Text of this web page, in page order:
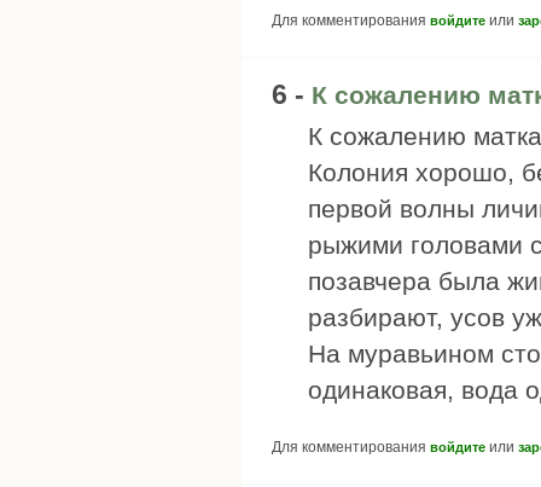
Для комментирования войдите или
6 - К сожалению
К сожалению
Колония хорошо,
первой волны
рыжими головами
позавчера была
разбирают, усов
На муравьином
одинаковая, вода
Для комментирования войдите или